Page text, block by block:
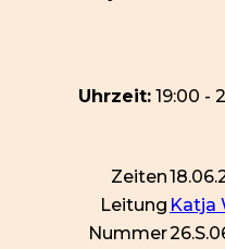
Uhrzeit: 19:00 -
Zeiten
Leitung Katja
Nummer